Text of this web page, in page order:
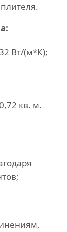
Вт/(м*К);
кв. м.